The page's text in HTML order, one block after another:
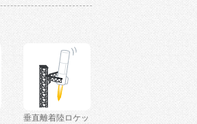
垂直離着陸ロケッ